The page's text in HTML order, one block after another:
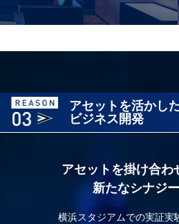
アセットを活かし
ビジネス開発
アセットを掛け合わ
新たなシナジ
横浜スタジアムでの実証実